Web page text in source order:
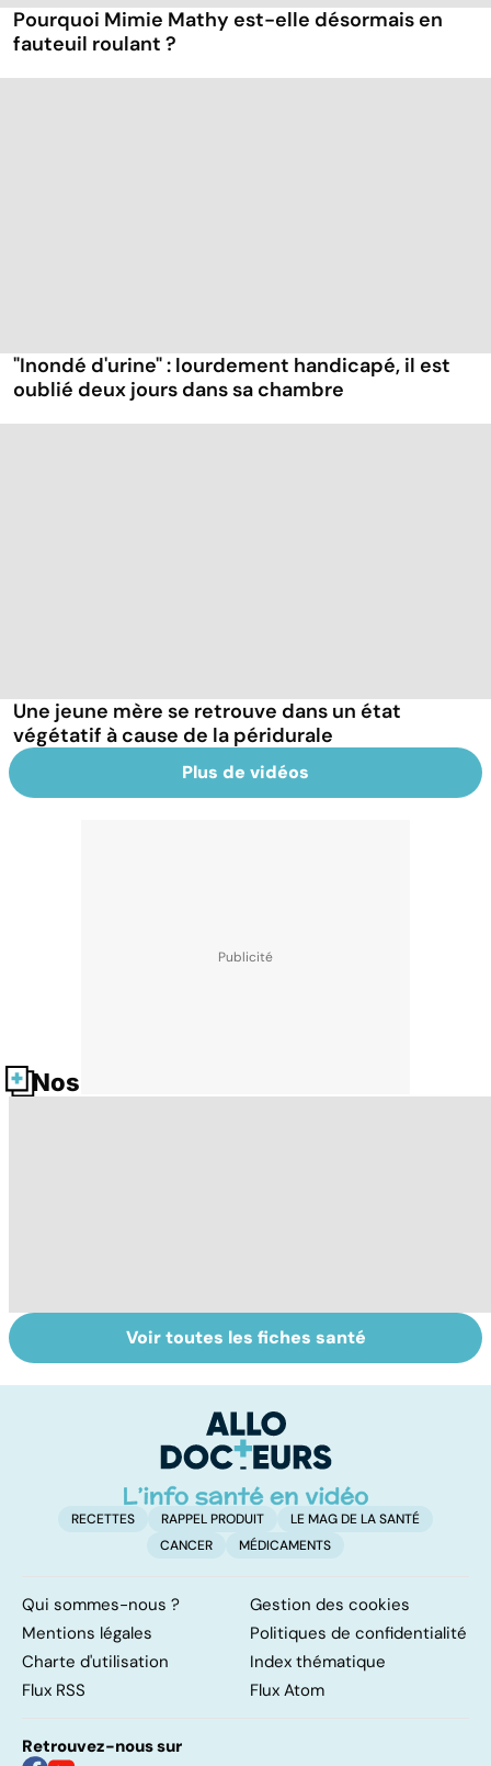
Pourquoi Mimie Mathy est-elle désormais en
fauteuil roulant ?
"Inondé d'urine" : lourdement handicapé, il est
oublié deux jours dans sa chambre
Une jeune mère se retrouve dans un état
végétatif à cause de la péridurale
Plus de vidéos
Nos fiches santé
Comment
maîtriser le
Accident
vasculaire
également
touché
Voir toutes les fiches santé
RECETTES RAPPEL PRODUIT
LE MAG DE LA SANTÉ
CANCER
MÉDICAMENTS
Qui sommes-nous ?
Gestion des cookies
Mentions légales
Politiques de confidentialité
Charte d'utilisation
Index thématique
Flux RSS
Flux Atom
Retrouvez-nous sur